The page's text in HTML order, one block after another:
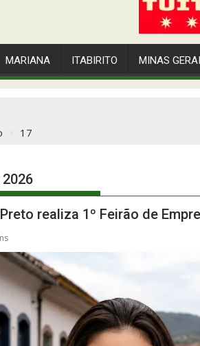
MARIANA ITABIRITO MINAS
17
realiza 1º Feirão de